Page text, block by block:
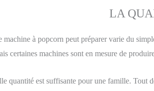
LA
machine à popcorn peut préparer varie du
certaines machines sont en mesure de
quantité est suffisante pour une famille. Tout